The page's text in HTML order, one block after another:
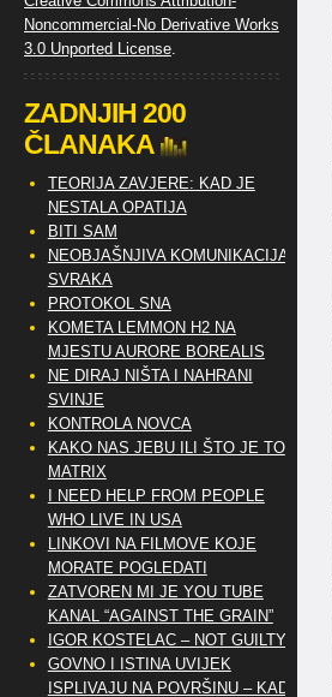
Noncommercial-No Derivative Works
3.0 Unported License.
ZADNJIH 200
ČLANAKA
TEORIJA ZAVJERE: KAD JE
NESTALA OPATIJA
BITI SAM
NEOBJAŠNJIVA KOMUNIKACIJA
SVRAKA
PROTOKOL SNA
KOMETA LEMMON H2 NA
MJESTU AURORE BOREALIS
NE DIRAJ NIŠTA I NAHRANI
SVINJE
KONTROLA NOVCA
KAKO NAS JEBU ILI ŠTO JE TO
MATRIX
I NEED HELP FROM PEOPLE
WHO LIVE IN USA
LINKOVI NA FILMOVE KOJE
MORATE POGLEDATI
ZATVOREN MI JE YOU TUBE
KANAL “AGAINST THE GRAIN”
IGOR KOSTELAC – NOT GUILTY
GOVNO I ISTINA UVIJEK
ISPLIVAJU NA POVRŠINU – KAD